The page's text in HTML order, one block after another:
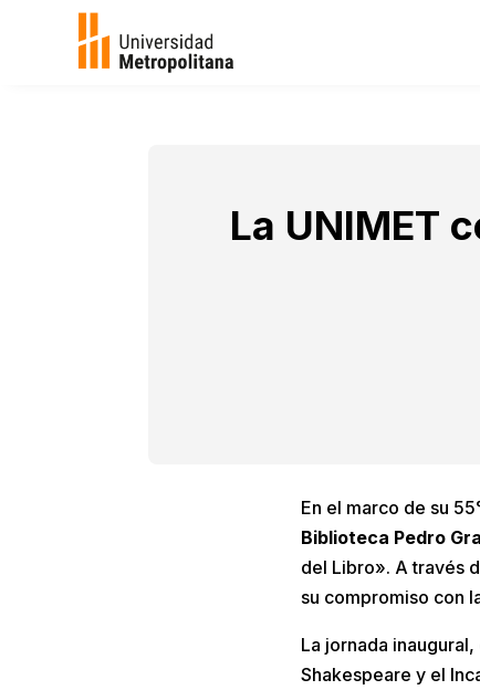
La UNIMET
En el marco de su
Biblioteca Pedro
del Libro». A través
su compromiso con
La jornada inaugural,
Shakespeare y el